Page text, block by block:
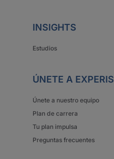
INSIGHTS
Estudios
ÚNETE A EXPERIS
Únete a nuestro equipo
Plan de carrera
Tu plan impulsa
Preguntas frecuentes